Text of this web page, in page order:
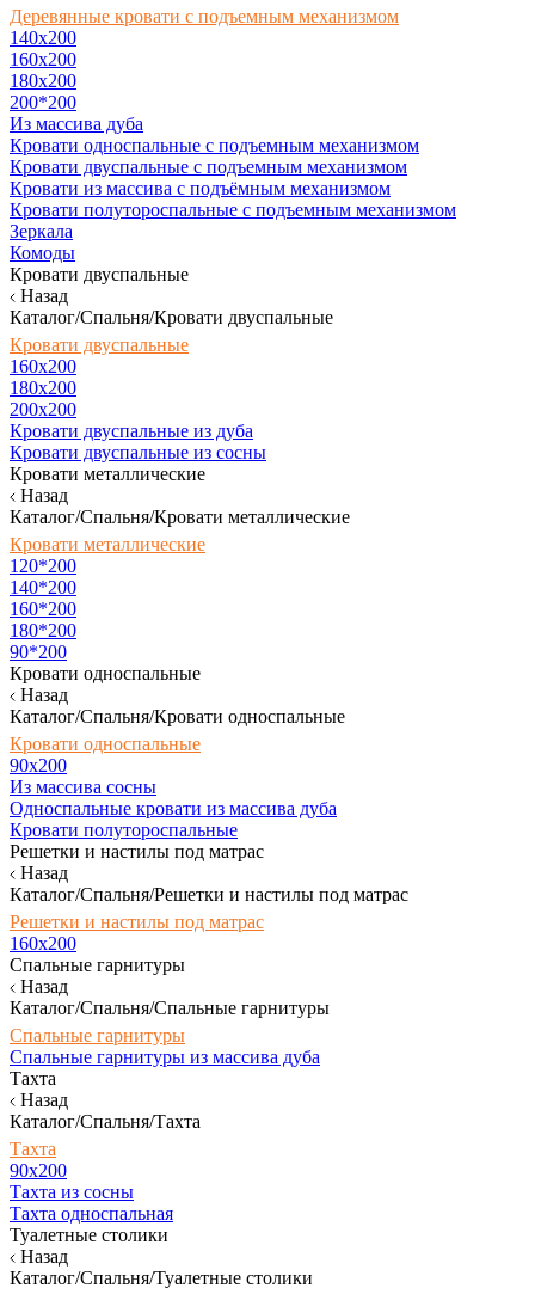
Деревянные кровати с подъемным механизмом
140x200
160х200
180х200
200*200
Из массива дуба
Кровати односпальные с подъемным механизмом
Кровати двуспальные с подъемным механизмом
Кровати из массива с подъёмным механизмом
Кровати полутороспальные с подъемным механизмом
Зеркала
Комоды
Кровати двуспальные
Назад
Каталог/Спальня/Кровати двуспальные
Кровати двуспальные
160х200
180x200
200x200
Кровати двуспальные из дуба
Кровати двуспальные из сосны
Кровати металлические
Назад
Каталог/Спальня/Кровати металлические
Кровати металлические
120*200
140*200
160*200
180*200
90*200
Кровати односпальные
Назад
Каталог/Спальня/Кровати односпальные
Кровати односпальные
90х200
Из массива сосны
Односпальные кровати из массива дуба
Кровати полутороспальные
Решетки и настилы под матрас
Назад
Каталог/Спальня/Решетки и настилы под матрас
Решетки и настилы под матрас
160х200
Спальные гарнитуры
Назад
Каталог/Спальня/Спальные гарнитуры
Спальные гарнитуры
Спальные гарнитуры из массива дуба
Тахта
Назад
Каталог/Спальня/Тахта
Тахта
90х200
Тахта из сосны
Тахта односпальная
Туалетные столики
Назад
Каталог/Спальня/Туалетные столики